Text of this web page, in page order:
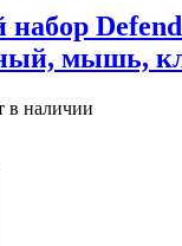
набор
мышь,
в наличии